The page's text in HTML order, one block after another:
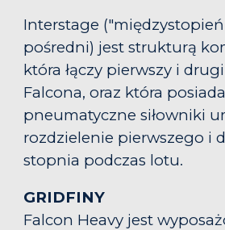
Interstage
pośredni) jest strukturą
która łączy pierwszy i
Falcona, oraz która posiada
pneumatyczne siłowniki
rozdzielenie pierwszego i
stopnia podczas lotu.
GRIDFINY
Falcon Heavy jest